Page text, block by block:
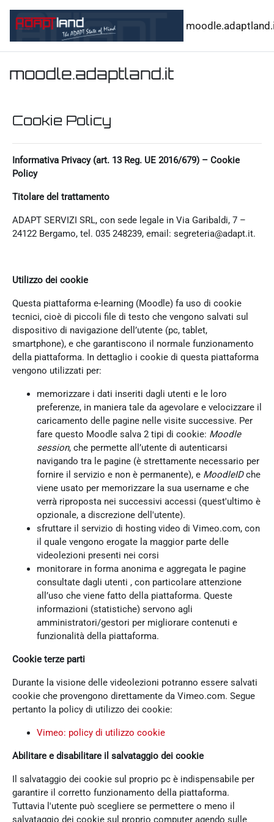
moodle.adaptland.it
Cookie Policy
Informativa Privacy (art. 13 Reg. UE 2016/679) – Cookie
Policy
Titolare del trattamento
ADAPT SERVIZI SRL, con sede legale in Via Garibaldi, 7 –
24122 Bergamo, tel. 035 248239, email: segreteria@adapt.it.
Utilizzo dei cookie
Questa piattaforma e-learning (Moodle) fa uso di cookie
tecnici, cioè di piccoli file di testo che vengono salvati sul
dispositivo di navigazione dell’utente (pc, tablet,
smartphone), e che garantiscono il normale funzionamento
della piattaforma. In dettaglio i cookie di questa piattaforma
vengono utilizzati per:
memorizzare i dati inseriti dagli utenti e le loro
preferenze, in maniera tale da agevolare e velocizzare il
caricamento delle pagine nelle visite successive. Per
fare questo Moodle salva 2 tipi di cookie: Moodle
session, che permette all’utente di autenticarsi
navigando tra le pagine (è strettamente necessario per
fornire il servizio e non è permanente), e MoodleIDche
viene usato per memorizzare la sua username e che
verrà riproposta nei successivi accessi (quest'ultimo è
opzionale, a discrezione dell'utente).
sfruttare il servizio di hosting video di Vimeo.com, con
il quale vengono erogate la maggior parte delle
videolezioni presenti nei corsi
monitorare in forma anonima e aggregata le pagine
consultate dagli utenti , con particolare attenzione
all’uso che viene fatto della piattaforma. Queste
informazioni (statistiche) servono agli
amministratori/gestori per migliorare contenuti e
funzionalità della piattaforma.
Cookie terze parti
Durante la visione delle videolezioni potranno essere salvati
cookie che provengono direttamente da Vimeo.com. Segue
pertanto la policy di utilizzo dei cookie:
Vimeo: policy di utilizzo cookie
Abilitare e disabilitare il salvataggio dei cookie
Il salvataggio dei cookie sul proprio pc è indispensabile per
garantire il corretto funzionamento della piattaforma.
Tuttavia l'utente può scegliere se permettere o meno il
salvataggio dei cookie sul proprio computer agendo sulle